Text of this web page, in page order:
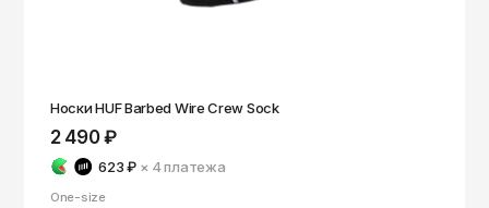
Носки HUF Barbed Wire Crew Sock
2 490 ₽
623 ₽ × 4платежа
One-size